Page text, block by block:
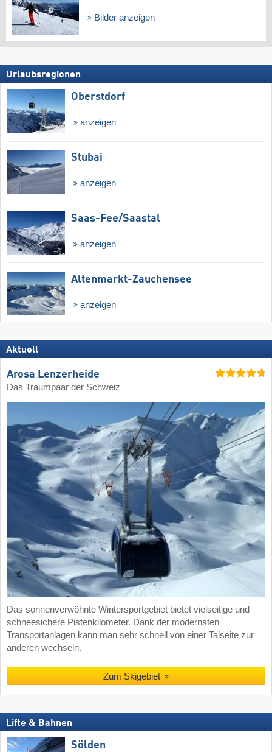
Bilder anzeigen
Urlaubsregionen
Oberstdorf
anzeigen
Stubai
anzeigen
Saas-Fee/​Saastal
anzeigen
Altenmarkt-Zauchensee
anzeigen
Aktuell
Arosa Lenzerheide
Das Traumpaar der Schweiz
Das sonnenverwöhnte Wintersportgebiet bietet vielseitige und
schneesichere Pistenkilometer. Dank der modernsten
Transportanlagen kann man sehr schnell von einer Talseite zur
anderen wechseln.
Zum Skigebiet
Lifte & Bahnen
Sölden